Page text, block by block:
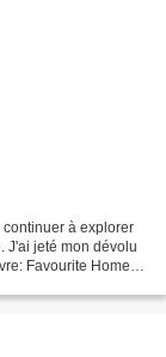
à explorer
J'ai jeté mon dévolu
Favourite Home